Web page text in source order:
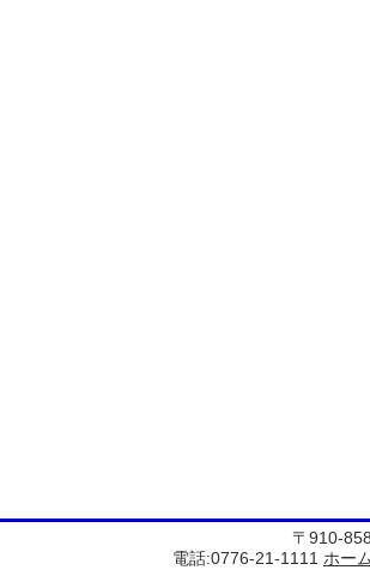
〒910-
電話:0776-21-1111 ホー